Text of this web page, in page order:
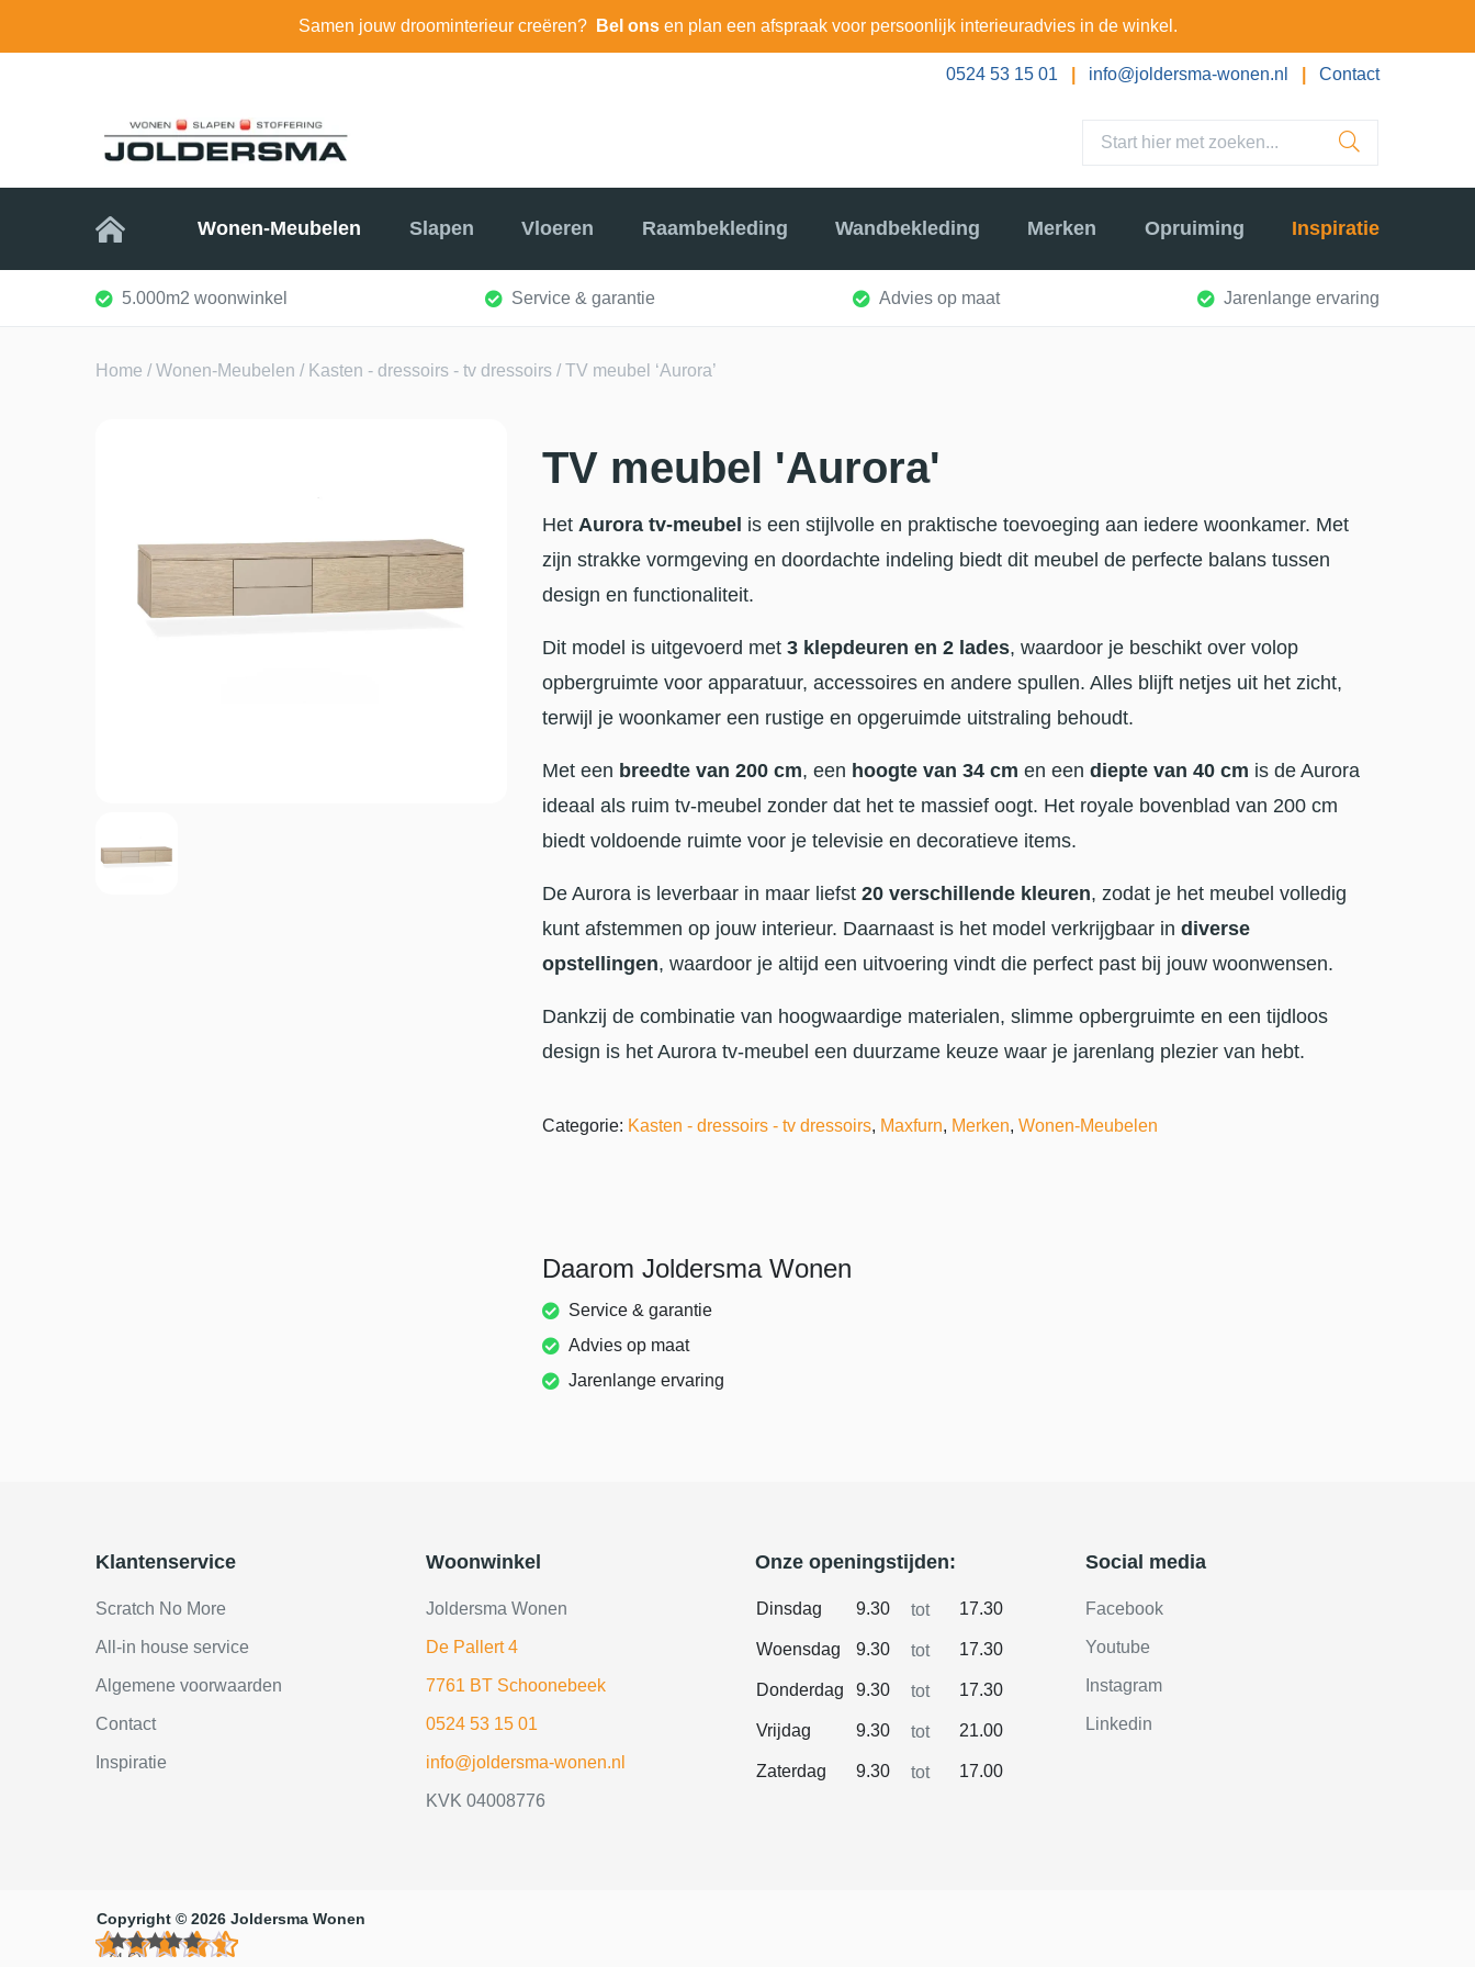
Samen jouw droominterieur creëren? Bel onsen plan een afspraak voor persoonlijk interieuradvies in de winkel.
0524 53 15 01 info@joldersma-wonen.nl Contact
Home Wonen-Meubelen Slapen Vloeren Raambekleding Wandbekleding Merken Opruiming Inspiratie
5.000m2 woonwinkel Service & garantie Advies op maat Jarenlange ervaring
Home /Wonen-Meubelen / Kasten - dressoirs - tv dressoirs / TV meubel ‘Aurora’
TV meubel 'Aurora'
Het Aurora tv-meubel is een stijlvolle en praktische toevoeging aan iedere woonkamer. Met
zijn strakke vormgeving en doordachte indeling biedt dit meubel de perfecte balans tussen
design en functionaliteit.
Dit model is uitgevoerd met 3 klepdeuren en 2 lades, waardoor je beschikt over volop
opbergruimte voor apparatuur, accessoires en andere spullen. Alles blijft netjes uit het zicht,
terwijl je woonkamer een rustige en opgeruimde uitstraling behoudt.
Met een breedte van 200 cm, een hoogte van 34 cm en een diepte van 40 cm is de Aurora
ideaal als ruim tv-meubel zonder dat het te massief oogt. Het royale bovenblad van 200 cm
biedt voldoende ruimte voor je televisie en decoratieve items.
De Aurora is leverbaar in maar liefst 20 verschillende kleuren, zodat je het meubel volledig
kunt afstemmen op jouw interieur. Daarnaast is het model verkrijgbaar in diverse
opstellingen, waardoor je altijd een uitvoering vindt die perfect past bij jouw woonwensen.
Dankzij de combinatie van hoogwaardige materialen, slimme opbergruimte en een tijdloos
design is het Aurora tv-meubel een duurzame keuze waar je jarenlang plezier van hebt.
Categorie: Kasten - dressoirs - tv dressoirs, Maxfurn, Merken, Wonen-Meubelen
Daarom Joldersma Wonen
Service & garantie
Advies op maat
Jarenlange ervaring
Klantenservice
Scratch No More
All-in house service
Algemene voorwaarden
Contact
Inspiratie
Woonwinkel
Joldersma Wonen
De Pallert 4
7761 BT Schoonebeek
0524 53 15 01
info@joldersma-wonen.nl
KVK 04008776
Onze openingstijden:
Dinsdag 9.30 tot 17.30
Woensdag 9.30 tot 17.30
Donderdag 9.30 tot 17.30
Vrijdag 9.30 tot 21.00
Zaterdag 9.30 tot 17.00
Social media
Facebook
Youtube
Instagram
Linkedin
Copyright © 2026 Joldersma Wonen
(4.6)